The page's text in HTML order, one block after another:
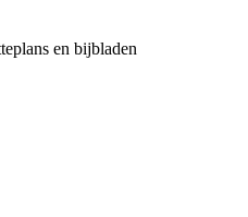
en bijbladen